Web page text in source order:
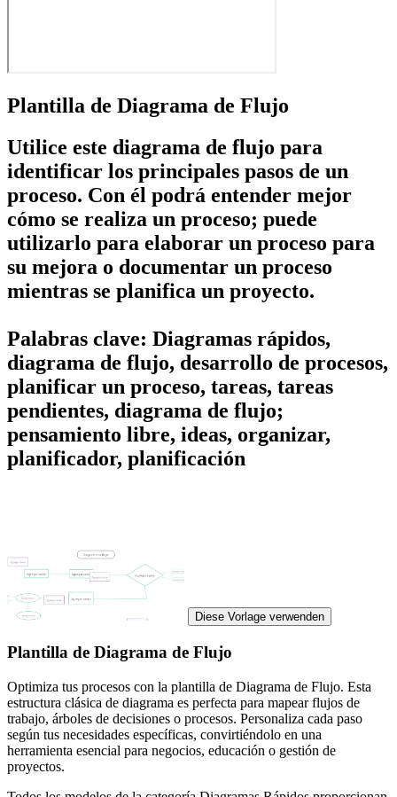
Plantilla de Diagrama de Flujo
Utilice este diagrama de flujo para
identificar los principales pasos de un
proceso. Con él podrá entender mejor
cómo se realiza un proceso; puede
utilizarlo para elaborar un proceso para
su mejora o documentar un proceso
mientras se planifica un proyecto.
Palabras clave: Diagramas rápidos,
diagrama de flujo, desarrollo de procesos,
planificar un proceso, tareas, tareas
pendientes, diagrama de flujo;
pensamiento libre, ideas, organizar,
planificador, planificación
Diese Vorlage verwenden
Plantilla de Diagrama de Flujo
Optimiza tus procesos con la plantilla de Diagrama de Flujo. Esta
estructura clásica de diagrama es perfecta para mapear flujos de
trabajo, árboles de decisiones o procesos. Personaliza cada paso
según tus necesidades específicas, convirtiéndolo en una
herramienta esencial para negocios, educación o gestión de
proyectos.